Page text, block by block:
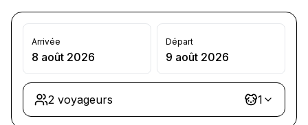
Arrivée
8 août 2026
Départ
9 août 2026
2 voyageurs 1